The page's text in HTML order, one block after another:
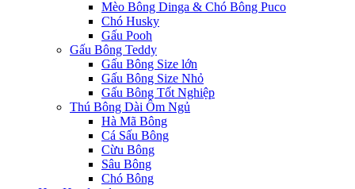
Mèo Bông Dinga & Chó Bông Puco
Chó Husky
Gấu Pooh
Gấu Bông Teddy
Gấu Bông Size lớn
Gấu Bông Size Nhỏ
Gấu Bông Tốt Nghiệp
Thú Bông Dài Ôm Ngủ
Hà Mã Bông
Cá Sấu Bông
Cừu Bông
Sâu Bông
Chó Bông